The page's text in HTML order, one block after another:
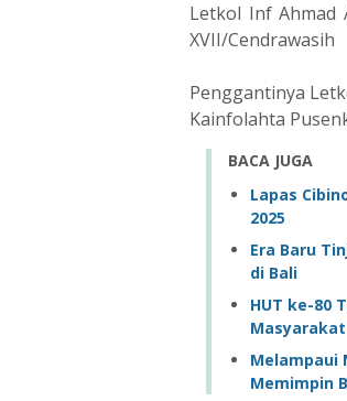
Letkol Inf Ahmad
XVII/Cendrawasih
Penggantinya
Kainfolahta
BACA JUGA
Lapas
2025
Era Baru
di Bali
HUT ke-80
Masyarakat
Melampaui
Memimpin